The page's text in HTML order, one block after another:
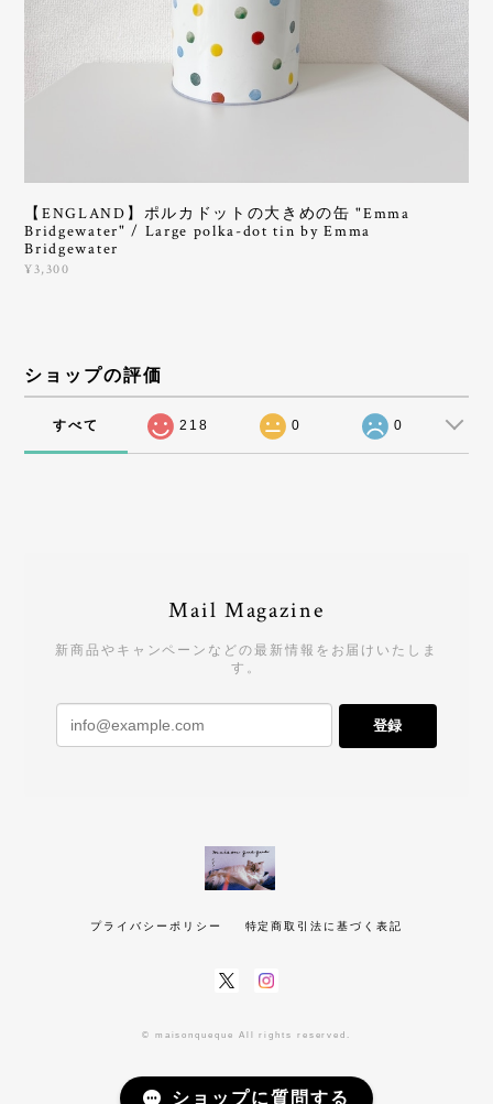
【ENGLAND】ポルカドットの大きめの缶 "Emma
Bridgewater" / Large polka-dot tin by Emma
Bridgewater
¥3,300
ショップの評価
すべて 218 0 0
Mail Magazine
新商品やキャンペーンなどの最新情報をお届けいたしま
す。
登録
プライバシーポリシー 特定商取引法に基づく表記
© maisonqueque All rights reserved.
ショップに質問する